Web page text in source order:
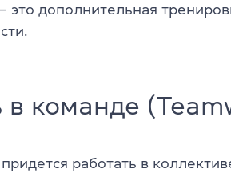
это дополнительная
команде
работать в